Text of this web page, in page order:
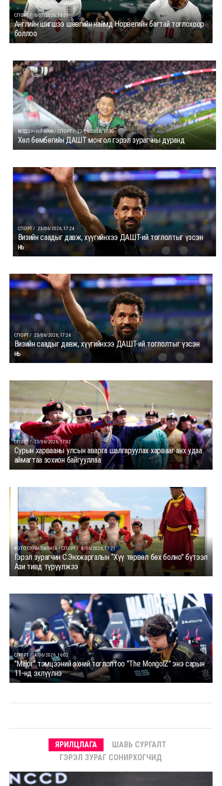
СПОРТ / 6/07/2026, 16:51
Английн шигшээ шөвгийн наймд Норвегийн багтай тоглохоор
боллоо
МЭДЭЭНИЙ ӨРӨӨ / СПОРТ / 23/06/2026, 17:30
Хөл бөмбөгийн ДАШТ монгол гэрэл зурагчны дуранд
СПОРТ / 23/06/2026, 17:24
Визийн саадыг давж, хүүгийнхээ ДАШТ-ий тоглолтыг үзсэн
нь
СПОРТ / 23/06/2026, 17:24
Визийн саадыг давж, хүүгийнхээ ДАШТ-ий тоглолтыг үзсэн
нь
СПОРТ / 23/06/2026, 17:02
Сурын харвааны улсын аварга шалгаруулах харвааг анх удаа
аймагтаа зохион байгууллаа
ФОТО СУРВАЛЖЛАГА / СПОРТ / 8/06/2026, 17:21
Гэрэл зурагчин С.Энхжаргалын “Хүү төрвөл бөх болно” бүтээл
Ази тивд түрүүлжээ
СПОРТ / 4/06/2026, 16:02
"Major" тэмцээний эхний тоглолтоо "The MongolZ" энэ сарын
11-нд эхлүүлнэ
ЯРИЛЦЛАГА
ШАВЬ СУРГАЛТ
ГЭРЭЛ ЗУРАГ СОНИРХОГЧИД